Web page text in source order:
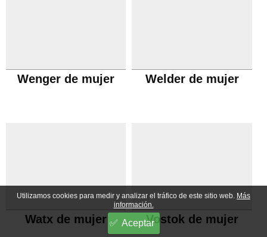
Wenger de mujer Welder de mujer
Watx de mujer Vostok de mujer
Utilizamos cookies para medir y analizar el tráfico de este sitio web. Más
información.
Aceptar